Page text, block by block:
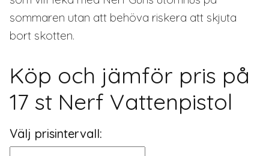
sommaren utan att behöva riskera att skjuta
bort skotten.
Köp och jämför pris på
17 st Nerf Vattenpistol
Välj prisintervall: